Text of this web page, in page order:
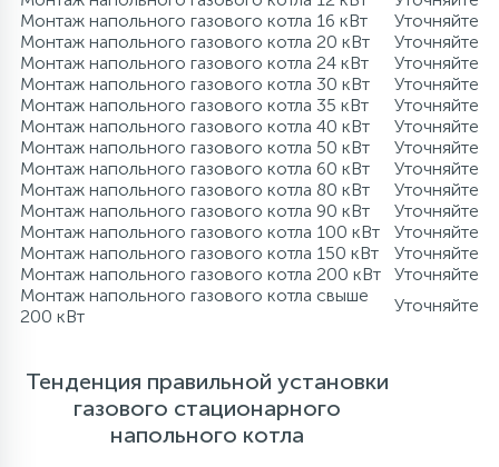
Изотермические контейнеры
Аксессуары
121
Настенные фены
137
Сушилки для рук
Урны для мусора
315
Канальные кондиционеры
Колонные кондиционеры
Напольно-потолочные кондиционеры
Кондиционеры без наружного блока
VRF системы
Фанкойлы
Тепловентиляторы
189
Тепловые завесы
Тепловые пушки
Теплогенераторы
Теплые полы
Котлы отопления
Радиаторы отопления
Тепловые насосы
Фильтр-кувшин
27
Монтаж напольного газового котла 16 кВт
Уточняйте
Монтаж напольного газового котла 20 кВт
Уточняйте
Монтаж напольного газового котла 24 кВт
Уточняйте
Монтаж напольного газового котла 30 кВт
Уточняйте
Монтаж напольного газового котла 35 кВт
Уточняйте
Монтаж напольного газового котла 40 кВт
Уточняйте
Монтаж напольного газового котла 50 кВт
Уточняйте
Монтаж напольного газового котла 60 кВт
Уточняйте
Монтаж напольного газового котла 80 кВт
Уточняйте
Монтаж напольного газового котла 90 кВт
Уточняйте
Монтаж напольного газового котла 100 кВт
Уточняйте
Монтаж напольного газового котла 150 кВт
Уточняйте
Монтаж напольного газового котла 200 кВт
Уточняйте
Монтаж напольного газового котла свыше
200 кВт
Уточняйте
Тенденция правильной установки
газового стационарного
напольного котла